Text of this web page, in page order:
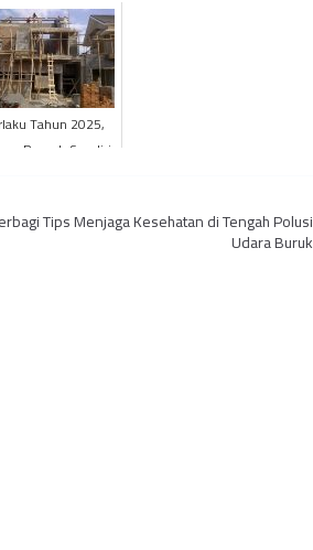
Tahun 2025,
Rumah Sendiri
Tips Menjaga Kesehatan di Tengah Polusi
Udara Buruk